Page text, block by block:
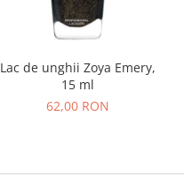
Lac de unghii Zoya Emery,
15 ml
62,00 RON